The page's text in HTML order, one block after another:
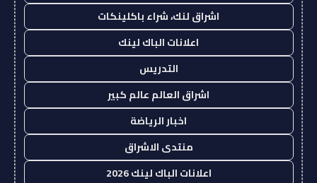
اشراق لنك، شراء باكلينكات
اعلانات الباك لينك
التدريس
اشراق العالم عالم كبير
اخبار الرياضة
منتدى الاشراق
اعلانات الباك لينك 2026